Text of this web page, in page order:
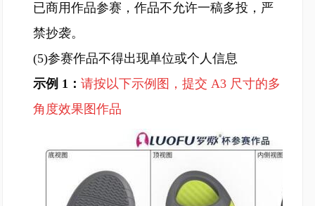
已商用作品参赛，作品不允许一稿多投，严
禁抄袭。
(5)参赛作品不得出现单位或个人信息
示例 1： 请按以下示例图，提交 A3 尺寸的多
角度效果图作品